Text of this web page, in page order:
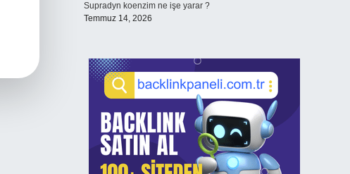
Supradyn koenzim ne işe yarar ?
Temmuz 14, 2026